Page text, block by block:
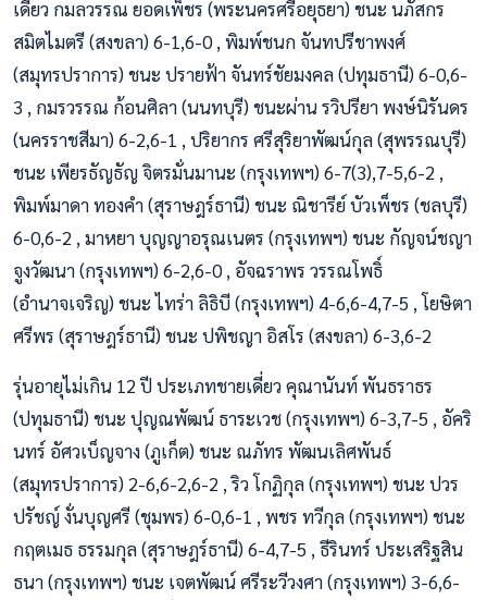
เดี่ยว กมลวรรณ ยอดเพ็ชร (พระนครศรีอยุธยา) ชนะ นภัสกร
สมิตไมตรี (สงขลา) 6-1,6-0 , พิมพ์ชนก จันทปรีชาพงศ์
(สมุทรปราการ) ชนะ ปรายฟ้า จันทร์ชัยมงคล (ปทุมธานี) 6-0,6-
3 , กมรวรรณ ก้อนศิลา (นนทบุรี) ชนะผ่าน รวิปรียา พงษ์นิรันดร
(นครราชสีมา) 6-2,6-1 , ปริยากร ศรีสุริยาพัฒน์กุล (สุพรรณบุรี)
ชนะ เพียรธัญธัญ จิตรมั่นมานะ (กรุงเทพฯ) 6-7(3),7-5,6-2 ,
พิมพ์มาดา ทองคำ (สุราษฎร์ธานี) ชนะ ณิชารีย์ บัวเพ็ชร (ชลบุรี)
6-0,6-2 , มาหยา บุญญาอรุณเนตร (กรุงเทพฯ) ชนะ กัญจน์ชญา
จูงวัฒนา (กรุงเทพฯ) 6-2,6-0 , อัจฉราพร วรรณโพธิ์
(อำนาจเจริญ) ชนะ ไทร่า ลิธิบี (กรุงเทพฯ) 4-6,6-4,7-5 , โยษิตา
ศรีพร (สุราษฎร์ธานี) ชนะ ปพิชญา อิสโร (สงขลา) 6-3,6-2
รุ่นอายุไม่เกิน 12 ปี ประเภทชายเดี่ยว คุณานันท์ พันธราธร
(ปทุมธานี) ชนะ ปุญณพัฒน์ ธาระเวช (กรุงเทพฯ) 6-3,7-5 , อัคริ
นทร์ อัศวเบ็ญจาง (ภูเก็ต) ชนะ ณภัทร พัฒนเลิศพันธ์
(สมุทรปราการ) 2-6,6-2,6-2 , ริว โกฏิกุล (กรุงเทพฯ) ชนะ ปวร
ปรัชญ์ งั่นบุญศรี (ชุมพร) 6-0,6-1 , พชร ทวีกุล (กรุงเทพฯ) ชนะ
กฤตเมธ ธรรมกุล (สุราษฎร์ธานี) 6-4,7-5 , ธีรินทร์ ประเสริฐสิน
ธนา (กรุงเทพฯ) ชนะ เจตพัฒน์ ศรีระวีวงศา (กรุงเทพฯ) 3-6,6-